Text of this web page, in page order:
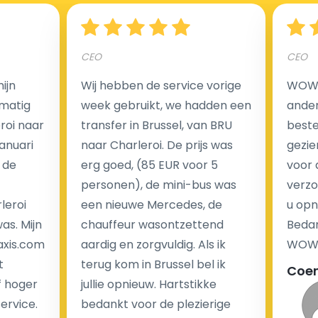
Hoeveel kost een luchthaven taxi transfer?
Een van de meest aantrekkelijke voordelen van
luchthaventaxi's is een vast tarief voor uw rit. In
tegenstelling tot traditionele taxi's met taxameter
brengen wij u geen extra kosten in rekening voor de
nachtrit.
We hebben geen ophaaltarief of extra kosten voor
wachttijd als uw vlucht vertraging heeft.
Kijk op onze website voor meer informatie over uw
transferkosten. Ons boekingsformulier bevat alle
mogelijke extra's die u kunt kiezen en de prijs die u
krijgt is transparant voor een passagier en een
naar
Mijn
hoger
CEO
Wij hebben de service vorige
week gebruikt, we hadden een
transfer in Brussel, van BRU
naar Charleroi. De prijs was
erg goed, (85 EUR voor 5
personen), de mini-bus was
een nieuwe Mercedes, de
chauffeur wasontzettend
aardig en zorgvuldig. Als ik
terug kom in Brussel bel ik
jullie opnieuw. Hartstikke
bedankt voor de plezierige
CEO
voor
u